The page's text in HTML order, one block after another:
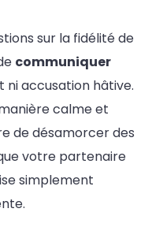
sur la fidélité de
communiquer
ni accusation hâtive.
calme et
de désamorcer des
votre partenaire
simplement